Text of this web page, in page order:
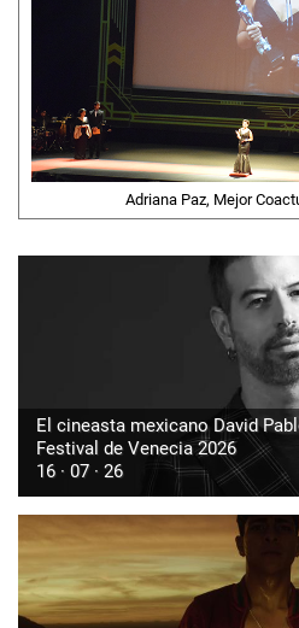
Adriana Paz, Mejor
El cineasta mexicano David
Festival de Venecia 2026
16 · 07 · 26